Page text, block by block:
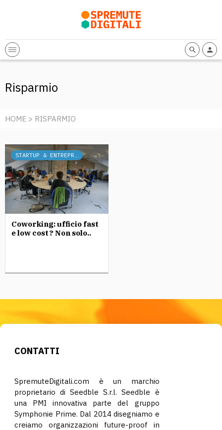
Risparmio
HOME > RISPARMIO
STARTUP & ENTREPRENEURSHIP
Coworking: ufficio fast
e low cost? Non solo..
CONTATTI
SpremuteDigitali.com è un marchio
proprietario di Seedble S.r.l. Seedble è
una PMI innovativa parte del gruppo
Symphonie Prime. Dal 2014 disegniamo e
creiamo organizzazioni future-proof in